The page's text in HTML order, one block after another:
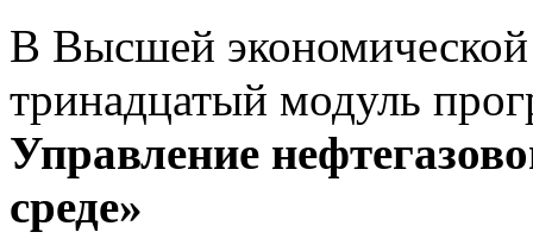
В Высшей
тринадцатый модуль
Управление
среде»